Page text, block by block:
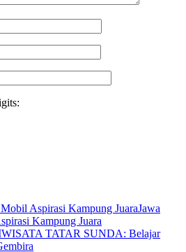
Jawa
Kampung Juara